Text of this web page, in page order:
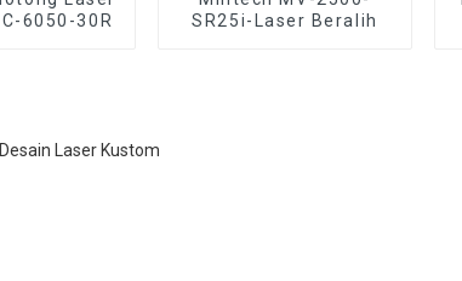
6050-30R
SR25i-Laser Beralih